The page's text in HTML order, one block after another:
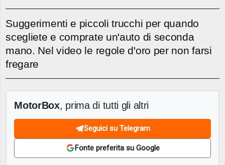
Suggerimenti e piccoli trucchi per quando
scegliete e comprate un'auto di seconda
mano. Nel video le regole d'oro per non farsi
fregare
MotorBox, prima di tutti gli altri
Seguici su Telegram
Fonte preferita su Google